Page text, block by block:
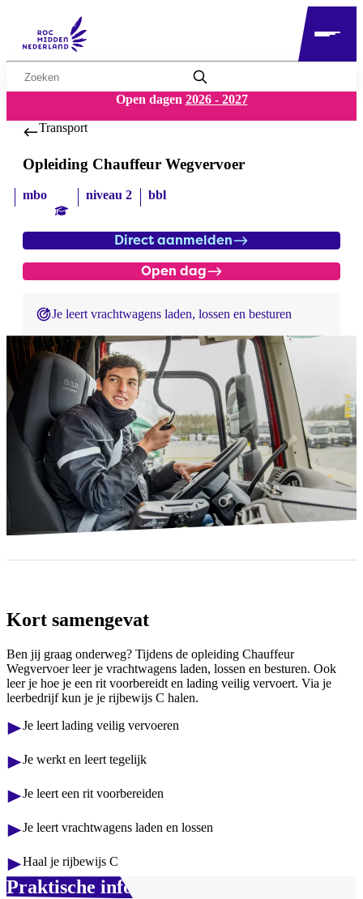
Zoekwoord
Open dagen 2026 - 2027
Transport
Opleiding Chauffeur Wegvervoer
mbo niveau 2 bbl
Direct aanmelden
Open dag
Je leert vrachtwagens laden, lossen en besturen
Kort samengevat
Ben jij graag onderweg? Tijdens de opleiding Chauffeur
Wegvervoer leer je vrachtwagens laden, lossen en besturen. Ook
leer je hoe je een rit voorbereidt en lading veilig vervoert. Via je
leerbedrijf kun je je rijbewijs C halen.
Je leert lading veilig vervoeren
Je werkt en leert tegelijk
Je leert een rit voorbereiden
Je leert vrachtwagens laden en lossen
Haal je rijbewijs C
Praktische info